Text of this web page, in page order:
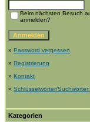
Beim nächsten Besuch
anmelden?
» Password vergessen
» Registrierung
» Kontakt
» Schlüsselwörter/Suchwörter:
Kategorien